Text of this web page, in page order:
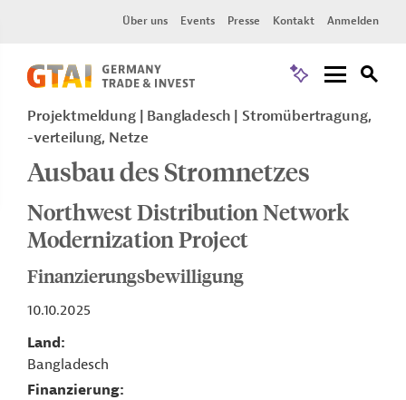
Über uns Events Presse Kontakt Anmelden
Projektmeldung Bangladesch
Stromübertragung,
-verteilung, Netze
Ausbau des Stromnetzes
Northwest Distribution Network
Modernization Project
Finanzierungsbewilligung
10.10.2025
Land
Bangladesch
Finanzierung